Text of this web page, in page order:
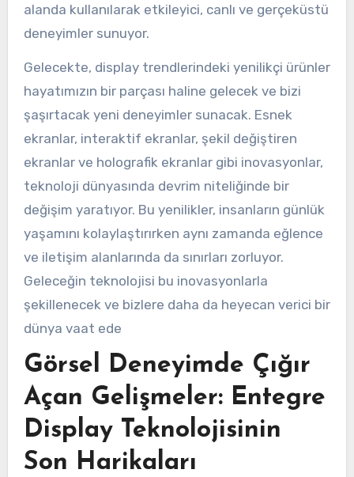
alanda kullanılarak etkileyici, canlı ve gerçeküstü
deneyimler sunuyor.
Gelecekte, display trendlerindeki yenilikçi ürünler
hayatımızın bir parçası haline gelecek ve bizi
şaşırtacak yeni deneyimler sunacak. Esnek
ekranlar, interaktif ekranlar, şekil değiştiren
ekranlar ve holografik ekranlar gibi inovasyonlar,
teknoloji dünyasında devrim niteliğinde bir
değişim yaratıyor. Bu yenilikler, insanların günlük
yaşamını kolaylaştırırken aynı zamanda eğlence
ve iletişim alanlarında da sınırları zorluyor.
Geleceğin teknolojisi bu inovasyonlarla
şekillenecek ve bizlere daha da heyecan verici bir
dünya vaat ede
Görsel Deneyimde Çığır
Açan Gelişmeler: Entegre
Display Teknolojisinin
Son Harikaları